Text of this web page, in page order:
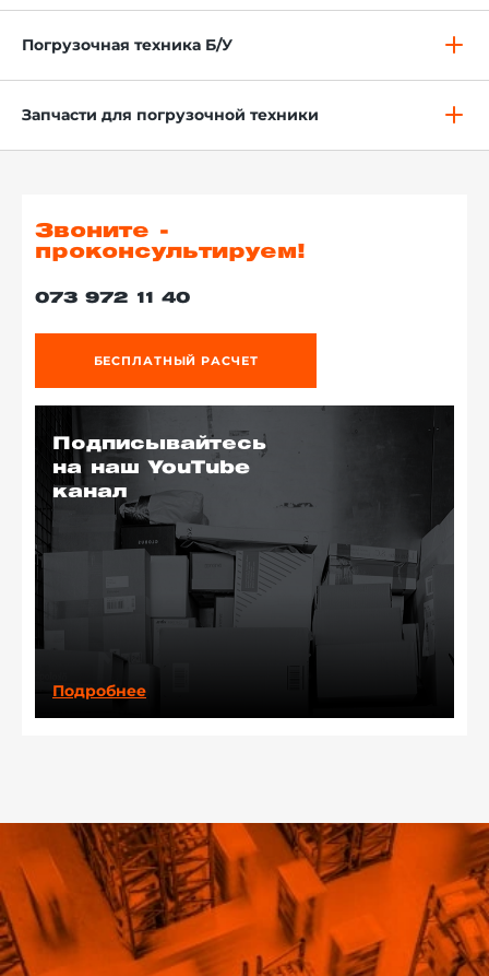
Погрузочная техника Б/У
Запчасти для погрузочной техники
Звоните -
проконсультируем!
073 972 11 40
БЕСПЛАТНЫЙ РАСЧЕТ
Подписывайтесь
на наш YouTube
канал
Подробнее